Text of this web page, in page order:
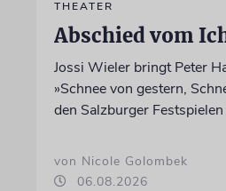
THEATER
Abschied vom
Jossi Wieler bringt Peter
»Schnee von gestern,
den Salzburger
von Nicole Golombek
06.08.2026